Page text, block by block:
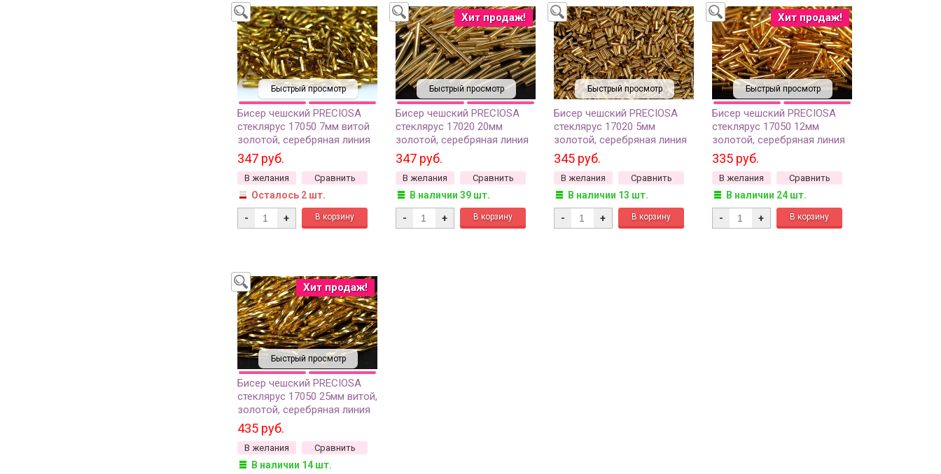
Быстрый просмотр
Бисер чешский PRECIOSA
стеклярус 17050 7мм витой
золотой, серебряная линия
внутри, 50г
347 руб.
В желания Сравнить
Осталось 2 шт.
- +
Быстрый просмотр
Хит продаж!
Бисер чешский PRECIOSA
стеклярус 17020 20мм
золотой, серебряная линия
внутри, 50г
347 руб.
В желания Сравнить
В наличии 39 шт.
- +
Быстрый просмотр
Бисер чешский PRECIOSA
стеклярус 17020 5мм
золотой, серебряная линия
внутри, 50г
345 руб.
В желания Сравнить
В наличии 13 шт.
- +
Быстрый просмотр
Хит продаж!
Бисер чешский PRECIOSA
стеклярус 17050 12мм
золотой, серебряная линия
внутри, 50г
335 руб.
В желания Сравнить
В наличии 24 шт.
- +
Быстрый просмотр
Хит продаж!
Бисер чешский PRECIOSA
стеклярус 17050 25мм витой,
золотой, серебряная линия
внутри, 50г
435 руб.
В желания Сравнить
В наличии 14 шт.